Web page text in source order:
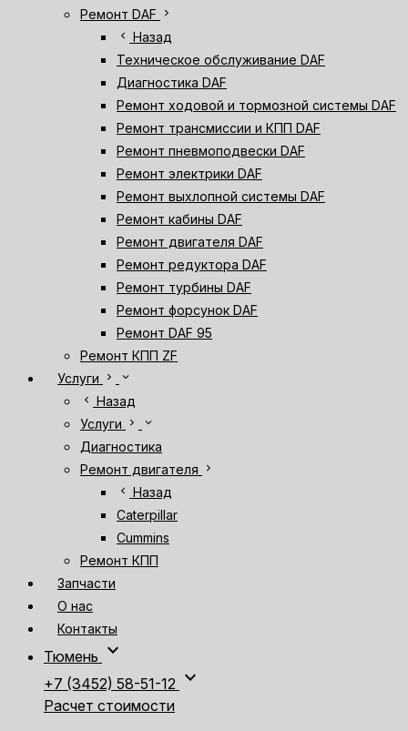
Ремонт DAF
chevron_right
chevron_left Назад
Техническое обслуживание DAF
Диагностика DAF
Ремонт ходовой и тормозной системы DAF
Ремонт трансмиссии и КПП DAF
Ремонт пневмоподвески DAF
Ремонт электрики DAF
Ремонт выхлопной системы DAF
Ремонт кабины DAF
Ремонт двигателя DAF
Ремонт редуктора DAF
Ремонт турбины DAF
Ремонт форсунок DAF
Ремонт DAF 95
Ремонт КПП ZF
Услуги
chevron_right
expand_more
chevron_left Назад
Услуги
chevron_right expand_more
Диагностика
Ремонт двигателя
chevron_right
chevron_left Назад
Caterpillar
Cummins
Ремонт КПП
Запчасти
О нас
Контакты
Тюмень expand_more
+7 (3452) 58-51-12 expand_more
Расчет стоимости